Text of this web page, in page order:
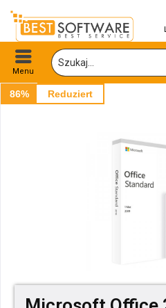
Menu
86% Reduziert